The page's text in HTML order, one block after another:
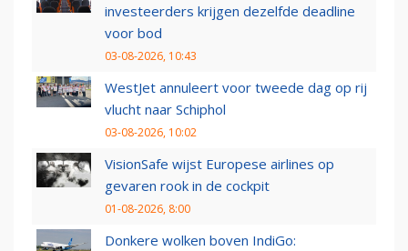
investeerders krijgen dezelfde deadline
voor bod
03-08-2026, 10:43
WestJet annuleert voor tweede dag op rij
vlucht naar Schiphol
03-08-2026, 10:02
VisionSafe wijst Europese airlines op
gevaren rook in de cockpit
01-08-2026, 8:00
Donkere wolken boven IndiGo: